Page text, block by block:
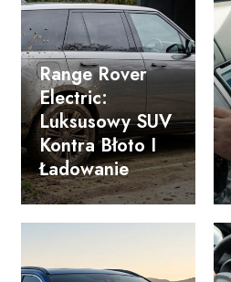
Range Rover
Electric:
Luksusowy SUV
Kontra Błoto I
Ładowanie